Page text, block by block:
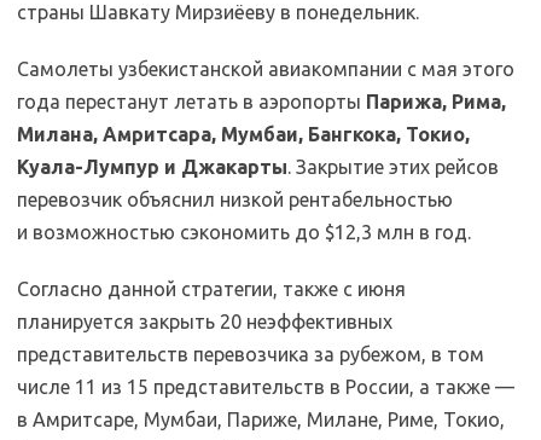
страны Шавкату Мирзиёеву в понедельник.
Самолеты узбекистанской авиакомпании с мая этого
года перестанут летать в аэропорты Парижа, Рима,
Милана, Амритсара, Мумбаи, Бангкока, Токио,
Куала-Лумпур и Джакарты. Закрытие этих рейсов
перевозчик объяснил низкой рентабельностью
и возможностью сэкономить до $12,3 млн в год.
Согласно данной стратегии, также с июня
планируется закрыть 20 неэффективных
представительств перевозчика за рубежом, в том
числе 11 из 15 представительств в России, а также —
в Амритсаре, Мумбаи, Париже, Милане, Риме, Токио,